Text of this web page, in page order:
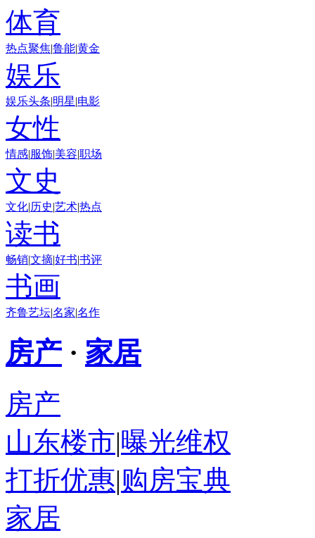
体育
热点聚焦|鲁能|黄金
娱乐
娱乐头条|明星|电影
女性
情感|服饰|美容|职场
文史
文化|历史|艺术|热点
读书
畅销|文摘|好书|书评
书画
齐鲁艺坛|名家|名作
房产 · 家居
房产
山东楼市|曝光维权
打折优惠|购房宝典
家居